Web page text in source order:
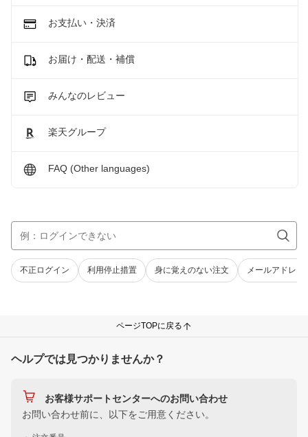
お支払い・決済
お届け・配送・補償
みんなのレビュー
楽天グループ
FAQ (Other languages)
不正ログイン 利用停止措置 身に覚えのない注文 メールアドレス
ページTOPに戻る
ヘルプでは見つかりませんか？
お客様サポートセンターへのお問い合わせ
お問い合わせ前に、以下をご用意ください。